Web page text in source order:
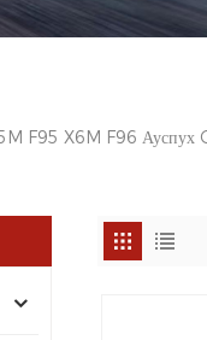
F95 X6M F96 Ауспух